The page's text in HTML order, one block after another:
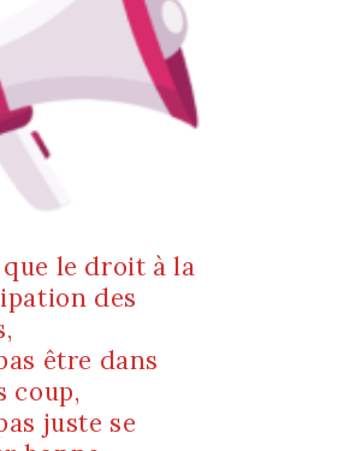
le droit à la
des
être dans
coup,
juste se